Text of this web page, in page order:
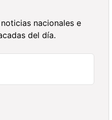
nacionales e
del día.